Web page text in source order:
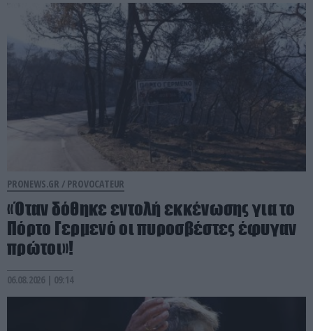
PRONEWS.GR / PROVOCATEUR
«Όταν δόθηκε εντολή εκκένωσης για το
Πόρτο Γερμενό οι πυροσβέστες έφυγαν
πρώτοι»!
06.08.2026 | 09:14